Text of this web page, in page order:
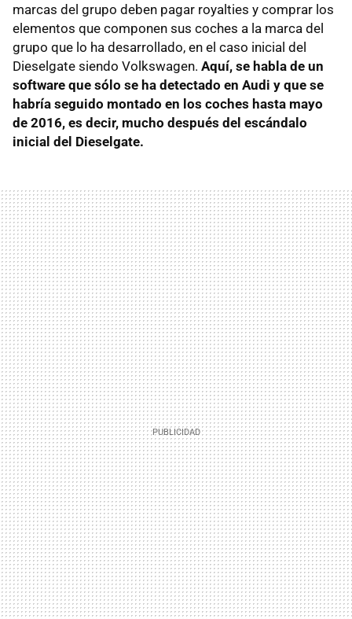
marcas del grupo deben pagar royalties y comprar los
elementos que componen sus coches a la marca del
grupo que lo ha desarrollado, en el caso inicial del
Dieselgate siendo Volkswagen. Aquí, se habla de un
software que sólo se ha detectado en Audi y que se
habría seguido montado en los coches hasta mayo
de 2016, es decir, mucho después del escándalo
inicial del Dieselgate.